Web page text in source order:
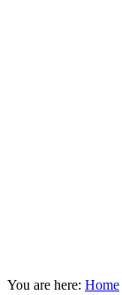
You are here: Home